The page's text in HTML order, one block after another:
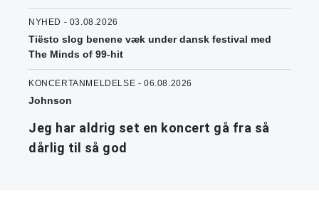
NYHED - 03.08.2026
Tiësto slog benene væk under dansk festival med
The Minds of 99-hit
KONCERTANMELDELSE - 06.08.2026
Johnson
Jeg har aldrig set en koncert gå fra så
dårlig til så god